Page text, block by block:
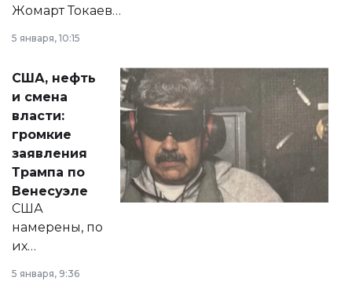
Жомарт Токаев
сразу несколько
актуальных тем —
от слухов о
политических
реформах до
вопросов армии,
экономики и
личного здоровья.
5 января, 10:15
США, нефть
и смена
власти:
громкие
заявления
Трампа по
Венесуэле
США
намерены, по
их
принести
5 января, 9:36